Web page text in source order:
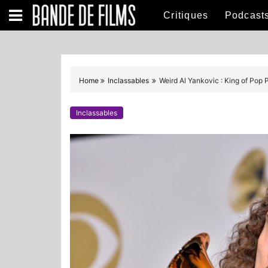
Critiques
Home Inclassables Weird Al Yankovic : King of Pop
Inclassables